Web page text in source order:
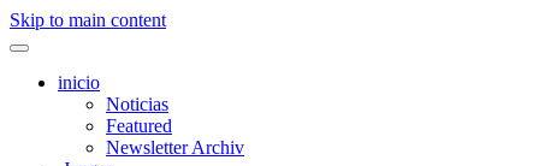
Skip to main content
inicio
Noticias
Featured
Newsletter Archiv